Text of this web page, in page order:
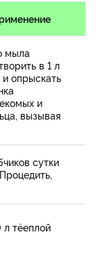
мыла
в 1 л
и опрыскать
и
вызывая
сутки
л тёеплой